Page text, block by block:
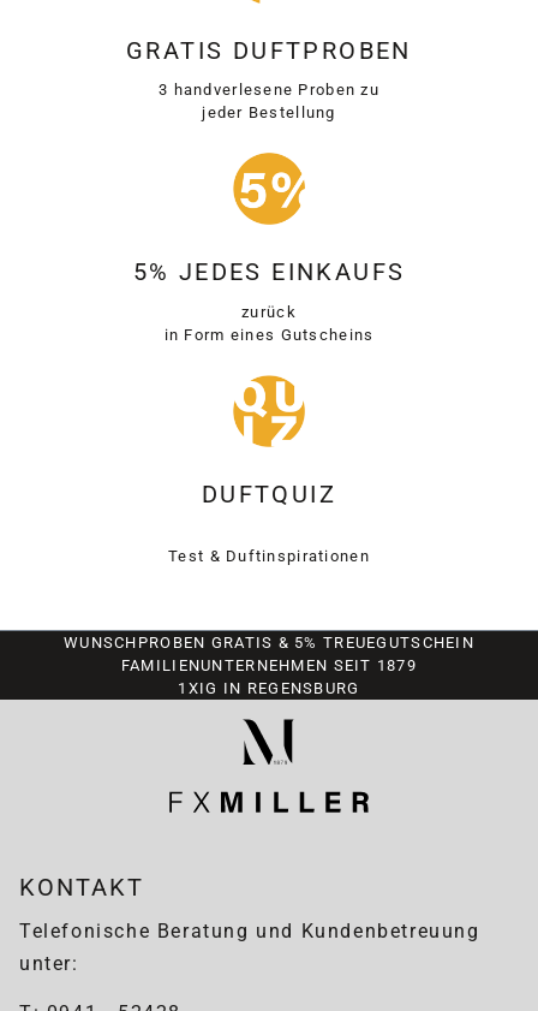
GRATIS DUFTPROBEN
3 handverlesene Proben zu
jeder Bestellung
5% JEDES EINKAUFS
zurück
in Form eines Gutscheins
DUFTQUIZ
Test & Duftinspirationen
WUNSCHPROBEN GRATIS & 5% TREUEGUTSCHEIN
FAMILIENUNTERNEHMEN SEIT 1879
1XIG IN REGENSBURG
KONTAKT
Telefonische Beratung und Kundenbetreuung
unter: